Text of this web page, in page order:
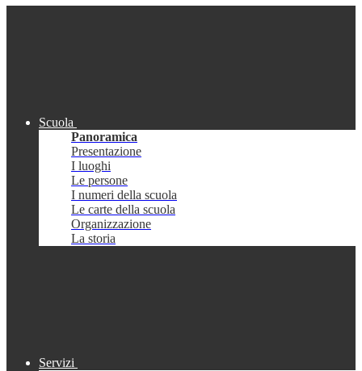
Scuola
Panoramica
Presentazione
I luoghi
Le persone
I numeri della scuola
Le carte della scuola
Organizzazione
La storia
Servizi